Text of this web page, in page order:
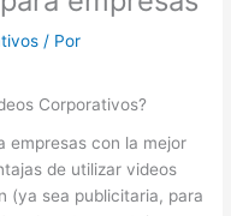
/ Por
Corporativos?
empresas con la mejor
de utilizar videos
(ya sea publicitaria, para